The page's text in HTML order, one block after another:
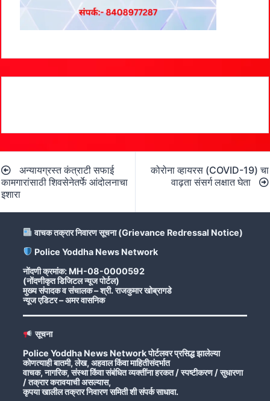
navigation
अन्यायग्रस्त कंत्राटी सफाई
कामगारांसाठी शिवसेनेतर्फे आंदोलनाचा
इशारा
कोरोना व्हायरस (COVID-19) चा
वाढ़ता संसर्ग लक्षात घेता
वाचक तक्रार निवारण सूचना (Grievance Redressal Notice)
Police Yoddha News Network
नोंदणी क्रमांक: MH-08-0000592
(नोंदणीकृत डिजिटल न्यूज पोर्टल)
मुख्य संपादक व संचालक – श्री. राजकुमार खोब्रागडे
न्यूज एडिटर – अमर वासनिक
सूचना
Police Yoddha News Network पोर्टलवर प्रसिद्ध झालेल्या
कोणत्याही बातमी, लेख, अहवाल किंवा माहितीसंदर्भात
वाचक, नागरिक, संस्था किंवा संबंधित व्यक्तींना हरकत / स्पष्टीकरण / सुधारणा
/ तक्रार करावयाची असल्यास,
कृपया खालील तक्रार निवारण समिती शी संपर्क साधावा.